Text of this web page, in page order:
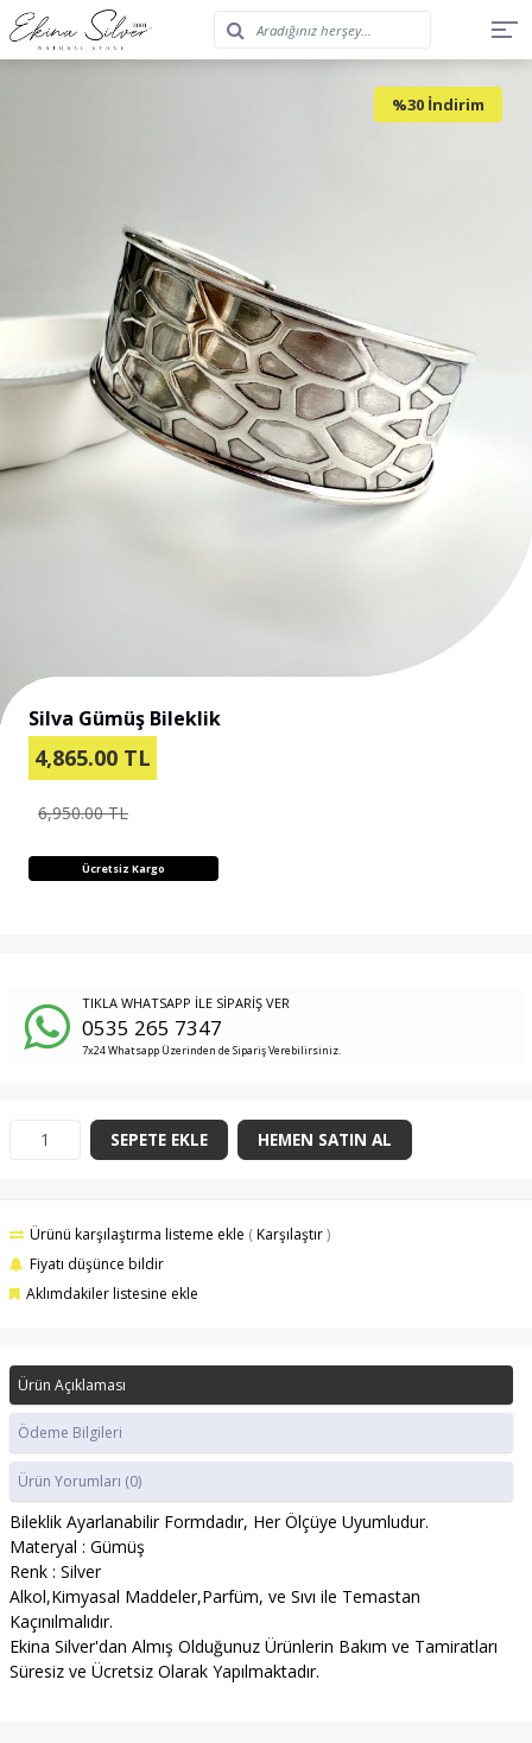
%30 İndirim
Silva Gümüş Bileklik
4,865.00 TL
6,950.00 TL
Ücretsiz Kargo
TIKLA WHATSAPP İLE SİPARİŞ VER
0535 265 7347
7x24 Whatsapp Üzerinden de Sipariş Verebilirsiniz.
SEPETE EKLE HEMEN SATIN AL
Ürünü karşılaştırma listeme ekle (Karşılaştır)
Fiyatı düşünce bildir
Aklımdakiler listesine ekle
Ürün Açıklaması
Ödeme Bilgileri
Ürün Yorumları (0)
Bileklik Ayarlanabilir Formdadır, Her Ölçüye Uyumludur.
Materyal : Gümüş
​Renk : Silver
Alkol,Kimyasal Maddeler,Parfüm, ve Sıvı ile Temastan
Kaçınılmalıdır.
Ekina Silver'dan Almış Olduğunuz Ürünlerin Bakım ve Tamiratları
Süresiz ve Ücretsiz Olarak Yapılmaktadır.